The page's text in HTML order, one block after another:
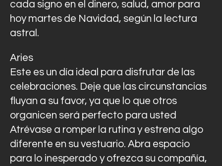
cada signo en el dinero, salud, amor para
hoy martes de Navidad, según la lectura
astral.
Aries
Este es un día ideal para disfrutar de las
celebraciones. Deje que las circunstancias
fluyan a su favor, ya que lo que otros
organicen será perfecto para usted
Atrévase a romper la rutina y estrena algo
diferente en su vestuario. Abra espacio
para lo inesperado y ofrezca su compañía,